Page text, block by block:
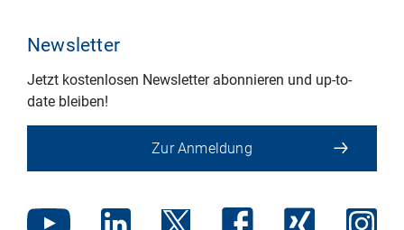
Newsletter
Jetzt kostenlosen Newsletter abonnieren und up-to-
date bleiben!
Zur Anmeldung